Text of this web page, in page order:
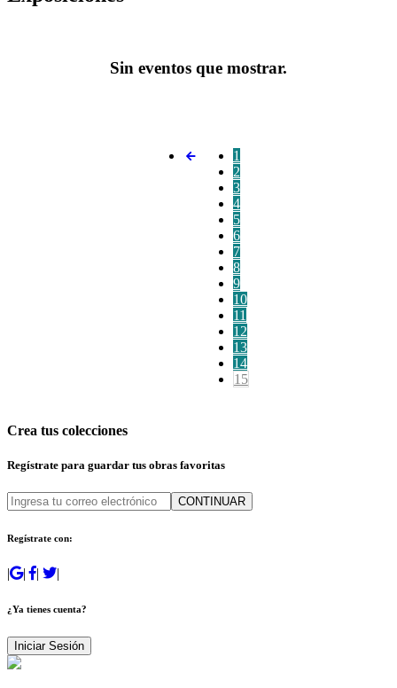
Sin eventos que mostrar.
1
2
3
4
5
6
7
8
9
10
11
12
13
14
15
Crea tus colecciones
Regístrate para guardar tus obras favoritas
CONTINUAR
Regístrate con:
| | | |
¿Ya tienes cuenta?
Iniciar Sesión